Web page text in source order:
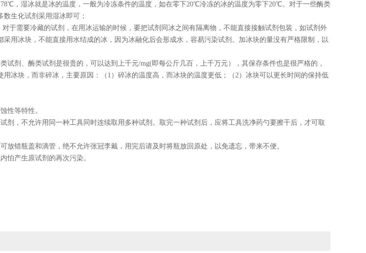
78℃ ，湿冰就是冰的温度，一般为冷冻条件的温度，如在零下20℃冷冻的冰的温度为零下20℃。对于一些酶类
生化试剂采用湿冰即可；
于需要冷藏的试剂，在用冰运输的时候，要把试剂同冰之间有隔离物，不能直接接触试剂包装，如试剂外
采用冰块，不能直接用水结成的冰，因为冰融化后会形成水，容易污染试剂。加冰块的量没有严格限制，以
试剂、酶类试剂是很贵的，可以达到上千元/mg(即每公斤几百，上千万元），其保存条件也是很严格的，
冰块，而非碎冰，主要原因：（ 1 ）碎冰的温度高，而冰块的温度更低；（2）冰块可以更长时间的保持低
性等特性。
剂，不允许用同一种工具同时连续取用多种试剂。取完一种试剂后，应将工具洗净药勺要擦干后，才可取
放错瓶盖和滴管，绝不允许张冠李戴，用完后请及时将瓶放回原处，以免遗忘，带来不便。
怕产生原试剂的再次污染。